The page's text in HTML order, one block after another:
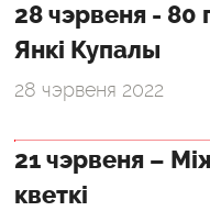
28 чэрвеня - 80
Янкі Купалы
28 чэрвеня 2022
21 чэрвеня –
кветкі